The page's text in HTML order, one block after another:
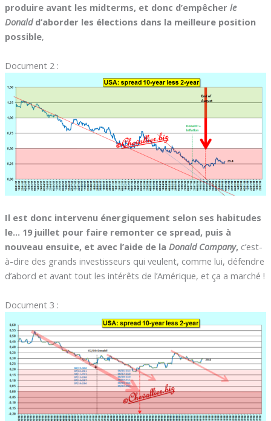
produire avant les midterms, et donc d’empêcher le
Donald d’aborder les élections dans la meilleure position
possible,
Document 2 :
Il est donc intervenu énergiquement selon ses habitudes
le… 19 juillet pour faire remonter ce spread, puis à
nouveau ensuite, et avec l’aide de la Donald Company, c’est-
à-dire des grands investisseurs qui veulent, comme lui, défendre
d’abord et avant tout les intérêts de l’Amérique, et ça a marché !
Document 3 :